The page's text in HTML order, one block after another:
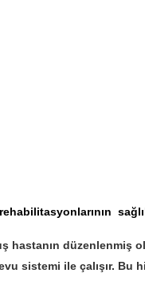
rehabilitasyonlarının
hastanın
sistemi ile çalışır.